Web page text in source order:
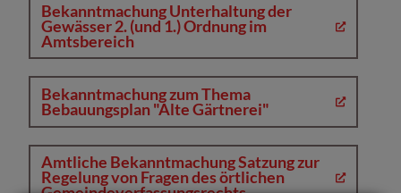
Bekanntmachung Unterhaltung der
Gewässer 2. (und 1.) Ordnung im
Amtsbereich
Bekanntmachung zum Thema
Bebauungsplan "Alte Gärtnerei"
Amtliche Bekanntmachung Satzung zur
Regelung von Fragen des örtlichen